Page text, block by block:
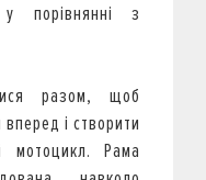
з
разом, щоб
і створити
мотоцикл. Рама